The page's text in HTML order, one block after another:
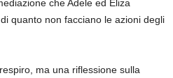
che Adele ed Eliza
quanto non facciano le azioni degli
ma una riflessione sulla